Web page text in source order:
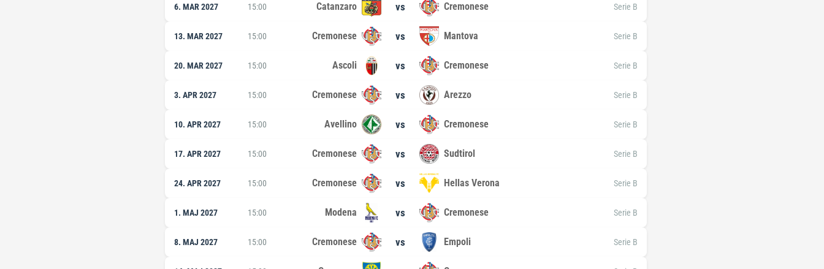
6. MAR 2027 15:00 Catanzaro vs Cremonese Serie B
13. MAR 2027 15:00 Cremonese vs Mantova Serie B
20. MAR 2027 15:00 Ascoli vs Cremonese Serie B
3. APR 2027 15:00 Cremonese vs Arezzo Serie B
10. APR 2027 15:00 Avellino vs Cremonese Serie B
17. APR 2027 15:00 Cremonese vs Sudtirol Serie B
24. APR 2027 15:00 Cremonese vs Hellas Verona Serie B
1. MAJ 2027 15:00 Modena vs Cremonese Serie B
8. MAJ 2027 15:00 Cremonese vs Empoli Serie B